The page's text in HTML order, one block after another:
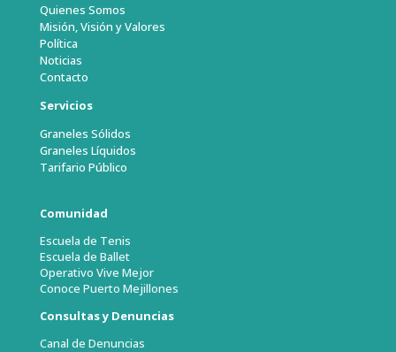
Quienes Somos
Misión, Visión y Valores
Política
Noticias
Contacto
Servicios
Graneles Sólidos
Graneles Líquidos
Tarifario Público
Comunidad
Escuela de Tenis
Escuela de Ballet
Operativo Vive Mejor
Conoce Puerto Mejillones
Consultas y Denuncias
Canal de Denuncias